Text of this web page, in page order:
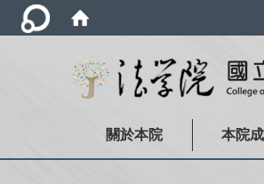
關於本院 本院